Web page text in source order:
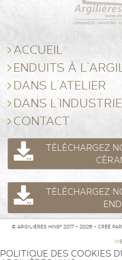
ACCUEIL
ENDUITS À
DANS L’ATELIER
DANS L’INDUSTRIE
CONTACT
TÉLÉCHARGEZ
TÉLÉCHARGEZ
© ARGILIÈRES HINS² 2017 - 2026 - CRÉÉ PAR
POLITIQUE DES COOKIES